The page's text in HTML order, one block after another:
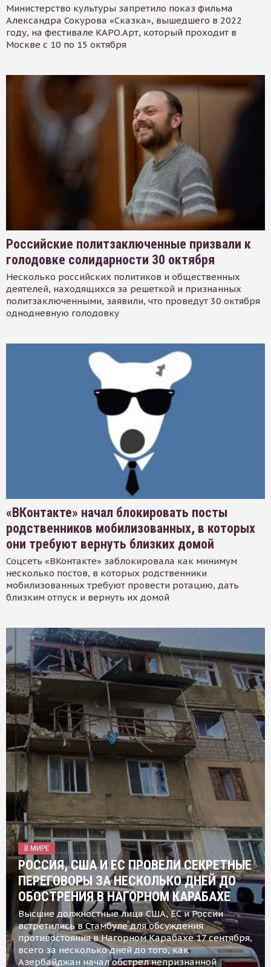
Министерство культуры запретило показ фильма
Александра Сокурова «Сказка», вышедшего в 2022
году, на фестивале КАРО.Арт, который проходит в
Москве с 10 по 15 октября
Российские политзаключенные призвали к
голодовке солидарности 30 октября
Несколько российских политиков и общественных
деятелей, находящихся за решеткой и признанных
политзаключенными, заявили, что проведут 30 октября
однодневную голодовку
«ВКонтакте» начал блокировать посты
родственников мобилизованных, в которых
они требуют вернуть близких домой
Соцсеть «ВКонтакте» заблокировала как минимум
несколько постов, в которых родственники
мобилизованных требуют провести ротацию, дать
близким отпуск и вернуть их домой
В МИРЕ
РОССИЯ, США И ЕС ПРОВЕЛИ СЕКРЕТНЫЕ
ПЕРЕГОВОРЫ ЗА НЕСКОЛЬКО ДНЕЙ ДО
ОБОСТРЕНИЯ В НАГОРНОМ КАРАБАХЕ
Высшие должностные лица США, ЕС и России
встретились в Стамбуле для обсуждения
противостояния в Нагорном Карабахе 17 сентября,
всего за несколько дней до того, как
Азербайджан начал обстрел непризнанной